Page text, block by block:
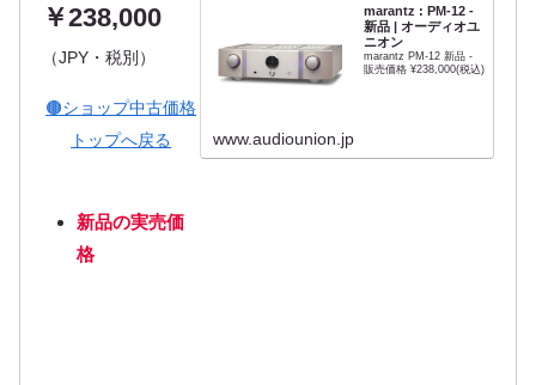
￥238,000
（JPY・税別）
🟤ショップ中古価格
トップへ戻る
新品の実売価
格
marantz : PM-12 -
新品 | オーディオユ
ニオン
marantz PM-12 新品 -
販売価格 ¥238,000(税込)
www.audiounion.jp